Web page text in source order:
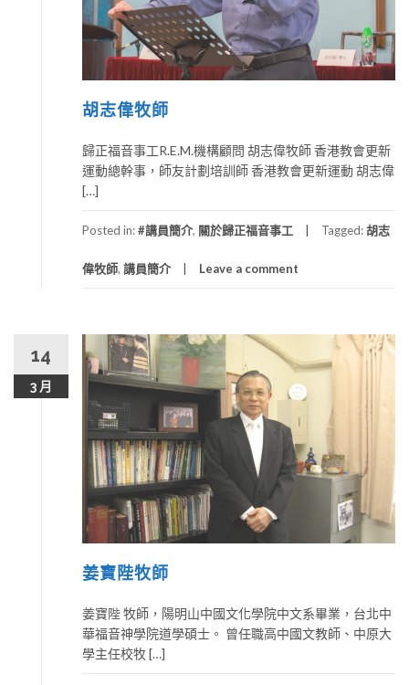
胡志偉牧師
歸正福音事工R.E.M.機構顧問 胡志偉牧師 香港教會更新
運動總幹事，師友計劃培訓師 香港教會更新運動 胡志偉
[…]
Posted in:#講員簡介, 關於歸正福音事工 Tagged:胡志
偉牧師, 講員簡介 Leave a comment
14
3 月
姜寶陛牧師
姜寶陛 牧師，陽明山中國文化學院中文系畢業，台北中
華福音神學院道學碩士。 曾任職高中國文教師、中原大
學主任校牧 […]